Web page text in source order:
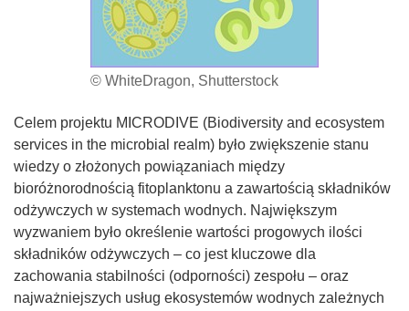
© WhiteDragon, Shutterstock
Celem projektu MICRODIVE (Biodiversity and ecosystem
services in the microbial realm) było zwiększenie stanu
wiedzy o złożonych powiązaniach między
bioróżnorodnością fitoplanktonu a zawartością składników
odżywczych w systemach wodnych. Największym
wyzwaniem było określenie wartości progowych ilości
składników odżywczych – co jest kluczowe dla
zachowania stabilności (odporności) zespołu – oraz
najważniejszych usług ekosystemów wodnych zależnych